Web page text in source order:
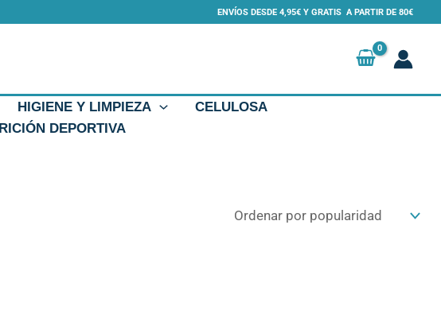
ENVÍOS DESDE 4,95€ Y GRATIS A PARTIR DE 80€
HIGIENE Y LIMPIEZA
CELULOSA
DEPORTIVA